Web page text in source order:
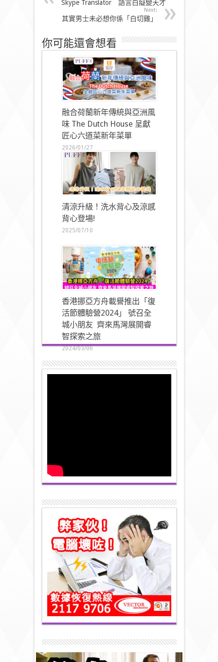
Skype Translator 語言白癡變天才
Next:
其實男士未必想你係「白切雞」
你可能還會想看
融合荷蘭新年傳統與亞洲風
味 The Dutch House 呈獻
匠心六道菜新年菜單
2026/01/27
清涼升級！洗水背心及涼感
背心登場!
2025/07/10
香港挪亞方舟載譽推出「復
活節體驗營2024」 號召全
城小朋友 齊來馬灣展開睿
智探索之旅
2024/03/06